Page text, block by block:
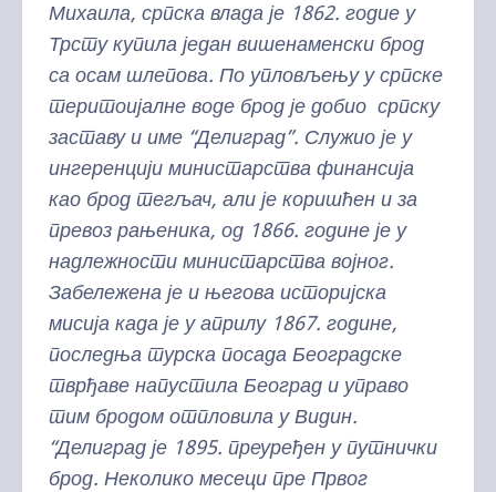
Михаила, српска влада је 1862. годие у
Трсту купила један вишенаменски брод
са осам шлепова. По упловљењу у српске
теритоијалне воде брод је добио српску
заставу и име “Делиград”. Служио је у
ингеренцији министарства финансија
као брод тегљач, али је коришћен и за
превоз рањеника, од 1866. године је у
надлежности министарства војног.
Забележена је и његова историјска
мисија када је у априлу 1867. године,
последња турска посада Београдске
тврђаве напустила Београд и управо
тим бродом отпловила у Видин.
“Делиград је 1895. преуређен у путнички
брод. Неколико месеци пре Првог